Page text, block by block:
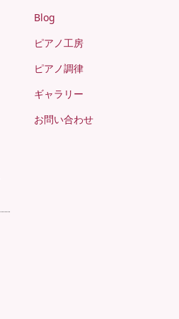
Blog
ピアノ工房
ピアノ調律
ギャラリー
お問い合わせ